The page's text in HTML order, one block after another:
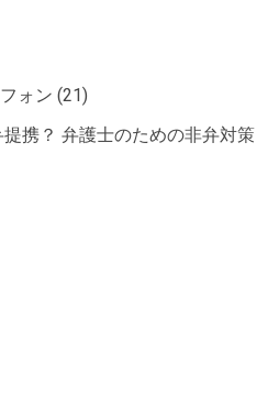
ォン (21)
携？ 弁護士のための非弁対策